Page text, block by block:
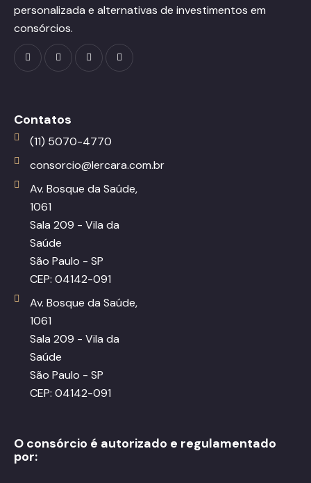
personalizada e alternativas de investimentos em
consórcios.
Contatos
(11) 5070-4770
consorcio@lercara.com.br
Av. Bosque da Saúde,
1061
Sala 209 - Vila da
Saúde
São Paulo - SP
CEP: 04142-091
Av. Bosque da Saúde,
1061
Sala 209 - Vila da
Saúde
São Paulo - SP
CEP: 04142-091
O consórcio é autorizado e regulamentado
por: